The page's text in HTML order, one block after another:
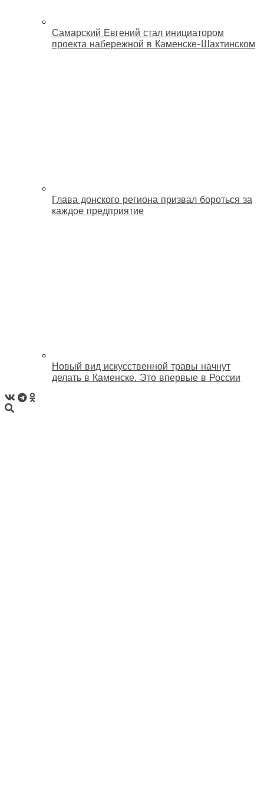
Самарский Евгений стал инициатором
проекта набережной в Каменске-Шахтинском
Глава донского региона призвал бороться за
каждое предприятие
Новый вид искусственной травы начнут
делать в Каменске. Это впервые в России